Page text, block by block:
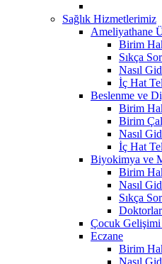
Sağlık Hizmetlerimiz
Ameliyathane
Birim
Sıkça
Nasıl
İç Hat
Beslenme ve
Birim
Birim
Nasıl
İç Hat
Biyokimya ve
Birim
Nasıl
Sıkça
Çocuk
Eczane
Birim
Nasıl